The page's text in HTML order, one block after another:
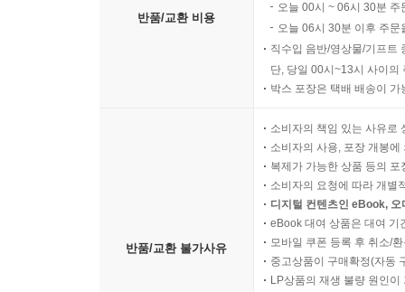
반품/교환 비용
오늘 00시 ~ 06시 30분
오늘 06시 30분 이후 주
직수입 음반/영상물/기프트
단, 당일 00시~13시 사이의
박스 포장은 택배 배송이
반품/교환 불가사유
소비자의 책임 있는 사유로
소비자의 사용, 포장 개봉
복제가 가능한 상품 등의
소비자의 요청에 따라 개별
디지털 컨텐츠인 eBook,
eBook 대여 상품은 대여 기
모바일 쿠폰 등록 후 취소/
중고상품이 구매확정(자동
LP상품의 재생 불량 원인